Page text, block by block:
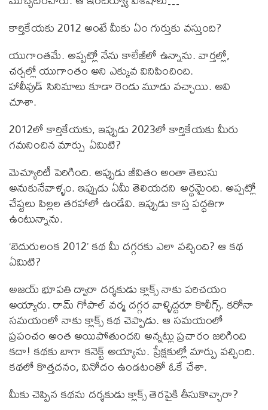
కార్తికేయకు 2012 అంటే మీకు ఏం గుర్తుకు వస్తుంది?
యుగాంతమే. అప్పట్లో నేను కాలేజీలో ఉన్నాను. వార్తల్లో,
చర్చల్లో యుగాంతం అని ఎక్కువ వినిపించింది.
హాలీవుడ్ సినిమాలు కూడా రెండు మూడు వచ్చాయి. అవి
చూశా.
2012లో కార్తికేయకు, ఇప్పుడు 2023లో కార్తికేయకు మీరు
గమనించిన మార్పు ఏమిటి?
మెచ్యూరిటీ పెరిగింది. అప్పుడు జీవితం అంతా తెలుసు
అనుకునేవాళ్ళం. ఇప్పుడు ఏమీ తెలియదని అర్థమైంది. అప్పట్లో
చేష్టలు పిల్లల తరహాలో ఉండేవి. ఇప్పుడు కాస్త పద్ధతిగా
ఉంటున్నాను.
‘బెదురులంక 2012’ కథ మీ దగ్గరకు ఎలా వచ్చింది? ఆ కథ
ఏమిటి?
అజయ్ భూపతి ద్వారా దర్శకుడు క్లాక్స్ నాకు పరిచయం
అయ్యారు. రామ్ గోపాల్ వర్మ దగ్గర వాళ్ళిద్దరూ కొలీగ్స్. కరోనా
సమయంలో నాకు క్లాక్స్ కథ చెప్పాడు. ఆ సమయంలో
ప్రపంచం అంత అయిపోతుందని అన్నట్లు ప్రచారం జరిగింది
కదా! కథకు బాగా కనెక్ట్ అయ్యాను. ప్రేక్షకుల్లో మార్పు వచ్చింది.
కథలో కొత్తదనం, వినోదం ఉండటంతో ఓకే చేశా.
మీకు చెప్పిన కథను దర్శకుడు క్లాక్స్ తెరపైకి తీసుకొచ్చారా?